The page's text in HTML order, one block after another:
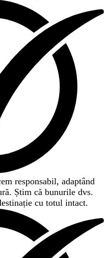
responsabil, adaptând
Știm că bunurile dvs.
cu totul intact.